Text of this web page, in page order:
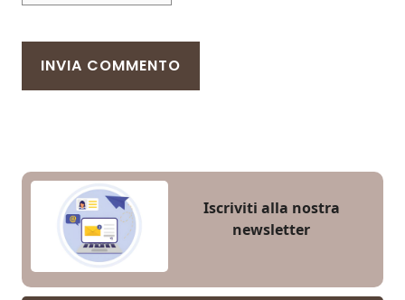
Iscriviti alla nostra
newsletter